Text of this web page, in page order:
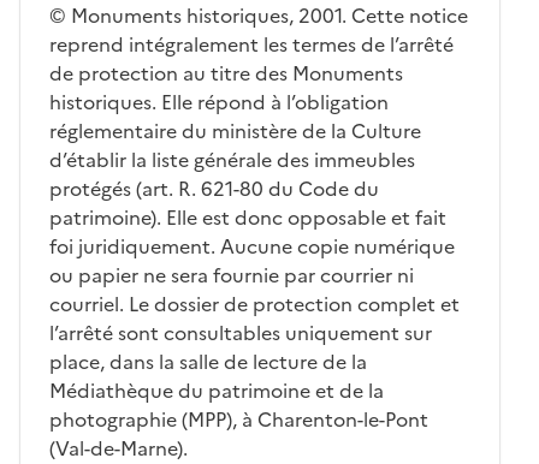
© Monuments historiques, 2001. Cette notice
reprend intégralement les termes de l’arrêté
de protection au titre des Monuments
historiques. Elle répond à l’obligation
réglementaire du ministère de la Culture
d’établir la liste générale des immeubles
protégés (art. R. 621-80 du Code du
patrimoine). Elle est donc opposable et fait
foi juridiquement. Aucune copie numérique
ou papier ne sera fournie par courrier ni
courriel. Le dossier de protection complet et
l’arrêté sont consultables uniquement sur
place, dans la salle de lecture de la
Médiathèque du patrimoine et de la
photographie (MPP), à Charenton-le-Pont
(Val-de-Marne).